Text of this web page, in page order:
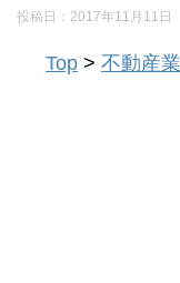
投稿日： 2017年11月11日
Top > 不動産